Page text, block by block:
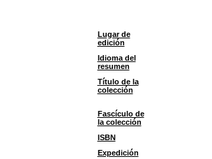
Lugar de
edición
Idioma del
resumen
Título de la
colección
Fascículo de
la colección
ISBN
Expedición